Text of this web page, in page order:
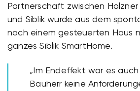
Partnerschaft zwischen
und Siblik wurde aus dem
nach einem gesteuerten Haus
ganzes Siblik SmartHome.
„Im Endeffekt war es
Bauherr keine